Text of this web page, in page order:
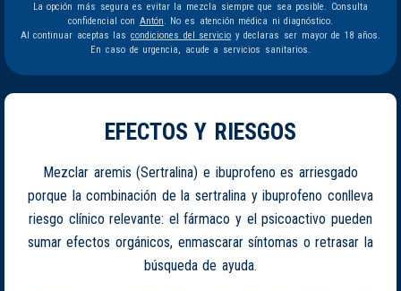
La opción más segura es evitar la mezcla siempre que sea posible. Consulta
confidencial con Antón. No es atención médica ni diagnóstico.
Al continuar aceptas las condiciones del servicio y declaras ser mayor de 18 años.
En caso de urgencia, acude a servicios sanitarios.
EFECTOS Y RIESGOS
Mezclar aremis (Sertralina) e ibuprofeno es arriesgado
porque la combinación de la sertralina y ibuprofeno conlleva
riesgo clínico relevante: el fármaco y el psicoactivo pueden
sumar efectos orgánicos, enmascarar síntomas o retrasar la
búsqueda de ayuda.